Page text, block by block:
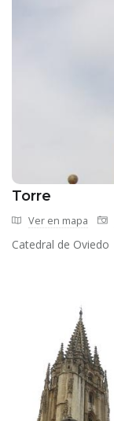
Torre
Ver en mapa
Catedral de Oviedo